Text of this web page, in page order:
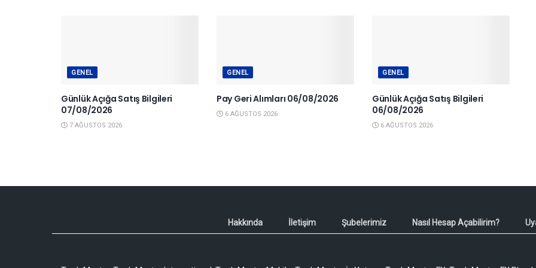
GENEL
Günlük Açığa Satış Bilgileri
07/08/2026
7 AĞUSTOS 2026
GENEL
Pay Geri Alımları 06/08/2026
6 AĞUSTOS 2026
GENEL
Günlük Açığa Satış Bilgileri
06/08/2026
6 AĞUSTOS 2026
Hakkında İletişim Şubelerimiz Nasıl Hesap Açabilirim?